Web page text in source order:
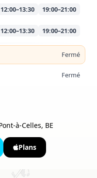
12:00–13:30 19:00–21:00
12:00–13:30 19:00–21:00
Fermé
Fermé
à-Celles, BE
Plans